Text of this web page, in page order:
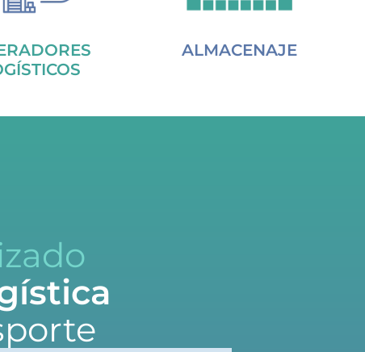
ALMACENAJE